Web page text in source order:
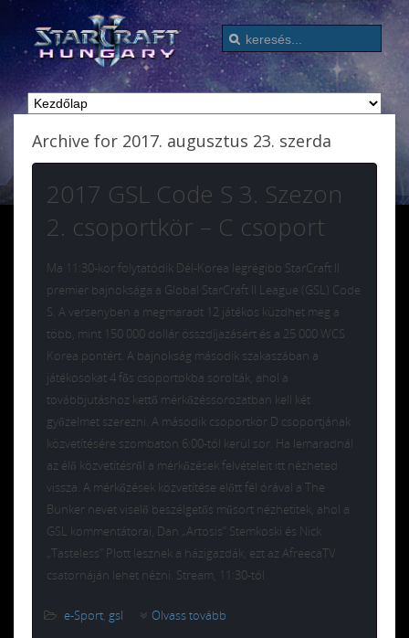
Archive for 2017. augusztus 23. szerda
2017 GSL Code S 3. Szezon
2. csoportkör – C csoport
Ma 11:30-kor folytatódik Dél-Korea legrégibb StarCraft II
premier bajnoksága a Global StarCraft II League (GSL) Code
S. A versenyben a megmaradt 12 játékos küzdhet meg a
több, mint 150 000 dollár összdíjazásért és a 25 000 WCS
Korea pontért. A bajnokság második szakaszában a
játékosokat 4 fős csoportokba sorolták, ahol a
továbbjutáshoz kettő mérkőzéssorozatban kell két
győzelmet szerezni. A második csoportkör D csoportjának
közvetítésére szombaton 6:00-tól kerül sor. Ha lemaradnál
az élő közvetítésről a mérkőzések felvételeit itt nézheted
vissza. A mérkőzések közvetítése előtt fél órával a The
Bunker nevet viselő beszélgetős műsort nézhetitek, ahol a
GSL kommentátorai, Dan „Artosis” Stemkoski és Nick
„Tasteless” Plott lesznek a házigazdák, ezt az AfreecaTV
csatornáján lehet nézni. Stream, 11:30-tól
e-Sport, gsl Olvass tovább